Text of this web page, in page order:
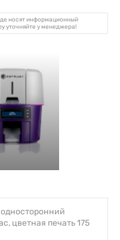
односторонний
цветная печать 175
носят информационный
уточняйте у менеджера!